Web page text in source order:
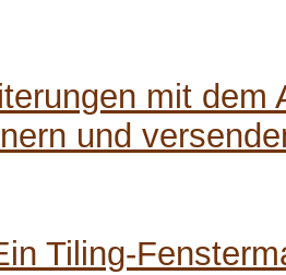
mit dem
und
Tiling-